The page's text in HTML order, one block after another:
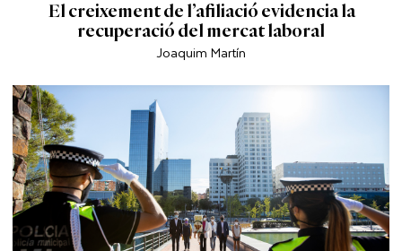
El creixement de l’afiliació evidencia la
recuperació del mercat laboral
Joaquim Martín